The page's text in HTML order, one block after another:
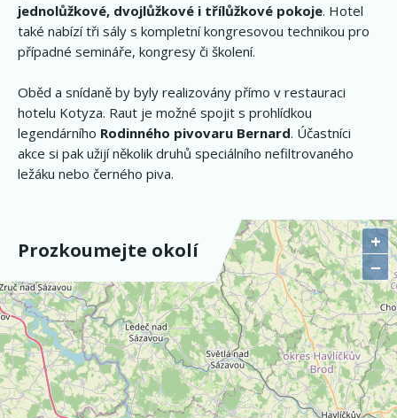
jednolůžkové, dvojlůžkové i třílůžkové pokoje. Hotel
také nabízí tři sály s kompletní kongresovou technikou pro
případné semináře, kongresy či školení.
​Oběd a snídaně by byly realizovány přímo v restauraci
hotelu Kotyza. Raut je možné spojit s prohlídkou
legendárního Rodinného pivovaru Bernard. Účastníci
akce si pak užijí několik druhů speciálního nefiltrovaného
ležáku nebo černého piva.
Prozkoumejte okolí
+
−